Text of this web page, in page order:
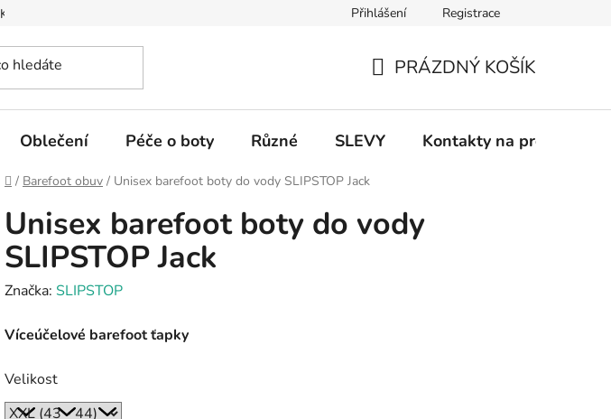
Kontakty na prodejny Informace k on-line platbám Odstoupení od
Přihlášení Registrace
KOŠÍK
PRÁZDNÝ KOŠÍK
Oblečení Péče o boty Různé SLEVY Kontakty na prodejny
Domů
/ Barefoot obuv / Unisex barefoot boty do vody SLIPSTOP Jack
Unisex barefoot boty do vody
SLIPSTOP Jack
Značka: SLIPSTOP
Víceúčelové barefoot ťapky
Velikost